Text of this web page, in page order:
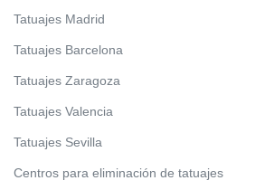
Tatuajes Madrid
Tatuajes Barcelona
Tatuajes Zaragoza
Tatuajes Valencia
Tatuajes Sevilla
Centros para eliminación de tatuajes